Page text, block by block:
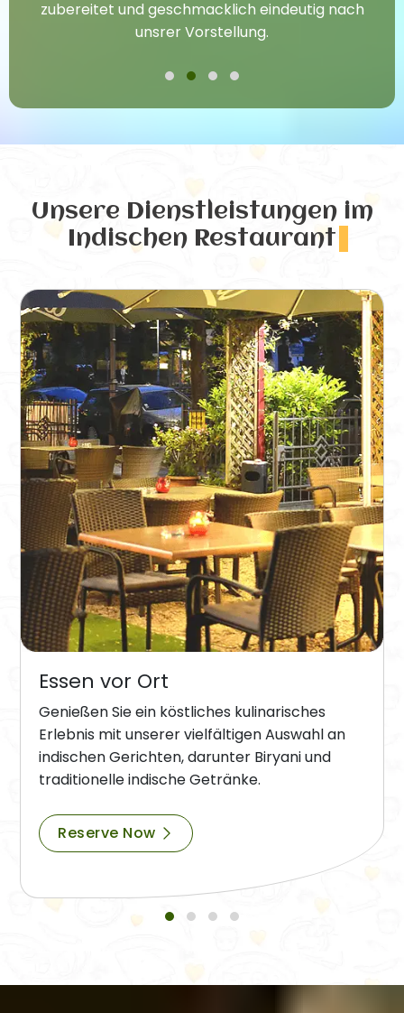
zubereitet und geschmacklich eindeutig nach
unsrer Vorstellung.
Unsere Dienstleistungen im
Indischen Restaurant
Essen vor Ort
Genießen Sie ein köstliches kulinarisches
Erlebnis mit unserer vielfältigen Auswahl an
indischen Gerichten, darunter Biryani und
traditionelle indische Getränke.
Reserve Now